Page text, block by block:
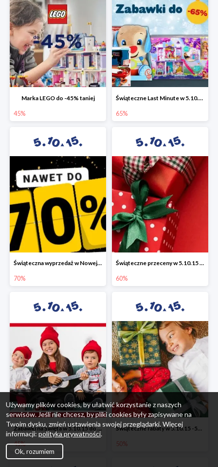
Marka LEGO do -45% taniej
45%
Świąteczne Last Minute w 5.10.15 - zabawki do -65%
65%
Świąteczna wyprzedaż w Nowej Erze - National Geographic Learning -70%
70%
Świąteczne przeceny w 5.10.15 - wszystkie ubrania -60%
60%
Zabawki na Święta w 5.10.15 do -45%
45%
Świąteczne rabaty w 5.10.15 -50%
50%
Używamy plików cookies, by ułatwić korzystanie z naszych
serwisów. Jeśli nie chcesz, by pliki cookies były zapisywane na
Twoim dysku, zmień ustawienia swojej przeglądarki. Więcej
informacji: polityka prywatności.
Ok, rozumiem